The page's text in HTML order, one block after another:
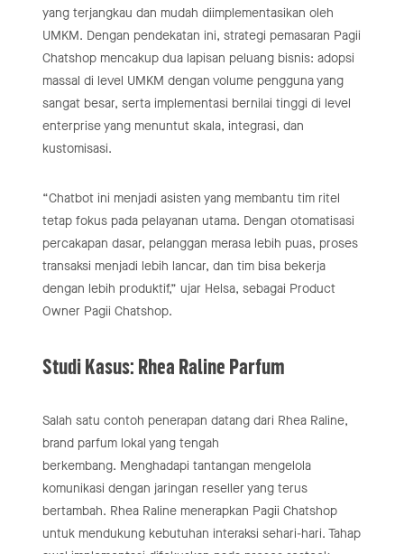
yang terjangkau dan mudah diimplementasikan oleh
UMKM. Dengan pendekatan ini, strategi pemasaran Pagii
Chatshop mencakup dua lapisan peluang bisnis: adopsi
massal di level UMKM dengan volume pengguna yang
sangat besar, serta implementasi bernilai tinggi di level
enterprise yang menuntut skala, integrasi, dan
kustomisasi.
“Chatbot ini menjadi asisten yang membantu tim ritel
tetap fokus pada pelayanan utama. Dengan otomatisasi
percakapan dasar, pelanggan merasa lebih puas, proses
transaksi menjadi lebih lancar, dan tim bisa bekerja
dengan lebih produktif,” ujar Helsa, sebagai Product
Owner Pagii Chatshop.
Studi Kasus: Rhea Raline Parfum
Salah satu contoh penerapan datang dari Rhea Raline,
brand parfum lokal yang tengah
berkembang. Menghadapi tantangan mengelola
komunikasi dengan jaringan reseller yang terus
bertambah. Rhea Raline menerapkan Pagii Chatshop
untuk mendukung kebutuhan interaksi sehari-hari. Tahap